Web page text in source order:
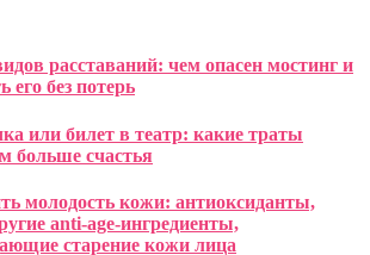
расставаний: чем опасен мостинг и
его без потерь
или билет в театр: какие траты
больше счастья
молодость кожи: антиоксиданты,
anti-age-ингредиенты,
старение кожи лица